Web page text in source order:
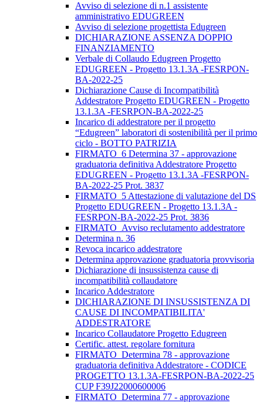
Avviso di selezione di n.1 assistente
amministrativo EDUGREEN
Avviso di selezione progettista Edugreen
DICHIARAZIONE ASSENZA DOPPIO
FINANZIAMENTO
Verbale di Collaudo Edugreen Progetto
EDUGREEN - Progetto 13.1.3A -FESRPON-
BA-2022-25
Dichiarazione Cause di Incompatibilità
Addestratore Progetto EDUGREEN - Progetto
13.1.3A -FESRPON-BA-2022-25
Incarico di addestratore per il progetto
“Edugreen” laboratori di sostenibilità per il primo
ciclo - BOTTO PATRIZIA
FIRMATO_6 Determina 37 - approvazione
graduatoria definitiva Addestratore Progetto
EDUGREEN - Progetto 13.1.3A -FESRPON-
BA-2022-25 Prot. 3837
FIRMATO_5 Attestazione di valutazione del DS
Progetto EDUGREEN - Progetto 13.1.3A -
FESRPON-BA-2022-25 Prot. 3836
FIRMATO_Avviso reclutamento addestratore
Determina n. 36
Revoca incarico addestratore
Determina approvazione graduatoria provvisoria
Dichiarazione di insussistenza cause di
incompatibilità collaudatore
Incarico Addestratore
DICHIARAZIONE DI INSUSSISTENZA DI
CAUSE DI INCOMPATIBILITA'
ADDESTRATORE
Incarico Collaudatore Progetto Edugreen
Certific. attest. regolare fornitura
FIRMATO_Determina 78 - approvazione
graduatoria definitiva Addestratore - CODICE
PROGETTO 13.1.3A-FESRPON-BA-2022-25
CUP F39J22000600006
FIRMATO_Determina 77 - approvazione